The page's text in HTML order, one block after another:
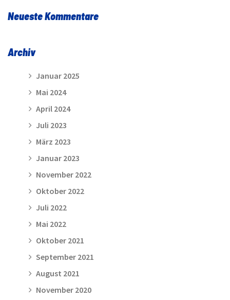
Neueste Kommentare
Archiv
Januar 2025
Mai 2024
April 2024
Juli 2023
März 2023
Januar 2023
November 2022
Oktober 2022
Juli 2022
Mai 2022
Oktober 2021
September 2021
August 2021
November 2020